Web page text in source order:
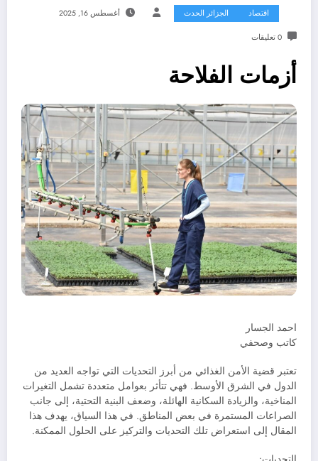
اقتصاد الجزائر الحدث أغسطس 16, 2025
0 تعليقات
أزمات الفلاحة
احمد الجسار
كاتب وصحفي
تعتبر قضية الأمن الغذائي من أبرز التحديات التي تواجه العديد من
الدول في الشرق الأوسط. فهي تتأثر بعوامل متعددة تشمل التغيرات
المناخية، والزيادة السكانية الهائلة، وضعف البنية التحتية، إلى جانب
الصراعات المستمرة في بعض المناطق. في هذا السياق، يهدف هذا
المقال إلى استعراض تلك التحديات والتركيز على الحلول الممكنة.